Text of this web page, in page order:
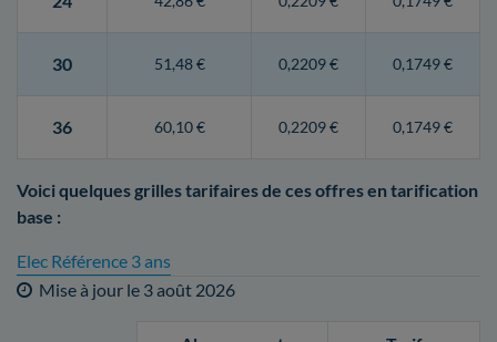
30 51,48 € 0,2209 € 0,1749 €
36 60,10 € 0,2209 € 0,1749 €
Voici quelques grilles tarifaires de ces offres en tarification
base :
Elec Référence 3 ans
Mise à jour le 3 août 2026